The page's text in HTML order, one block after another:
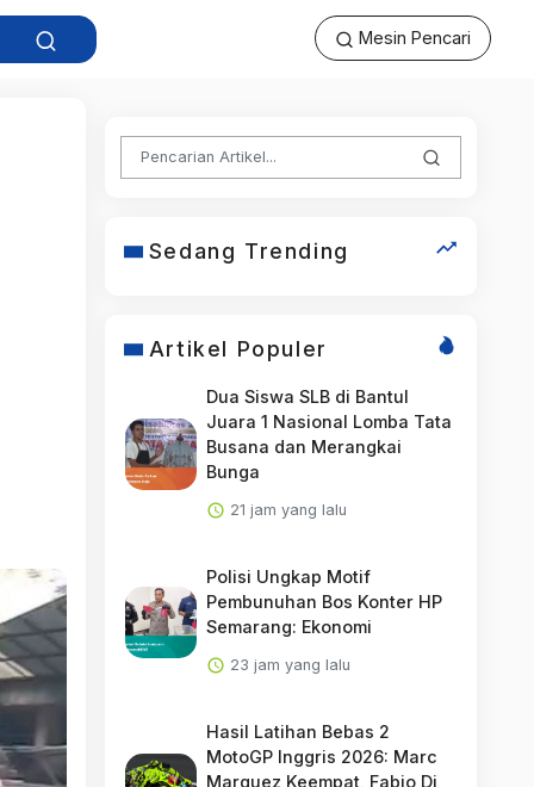
Mesin Pencari
Sedang Trending
Artikel Populer
Dua Siswa SLB di Bantul
Juara 1 Nasional Lomba Tata
Busana dan Merangkai
Bunga
21 jam yang lalu
Polisi Ungkap Motif
Pembunuhan Bos Konter HP
Semarang: Ekonomi
23 jam yang lalu
Hasil Latihan Bebas 2
MotoGP Inggris 2026: Marc
Marquez Keempat, Fabio Di